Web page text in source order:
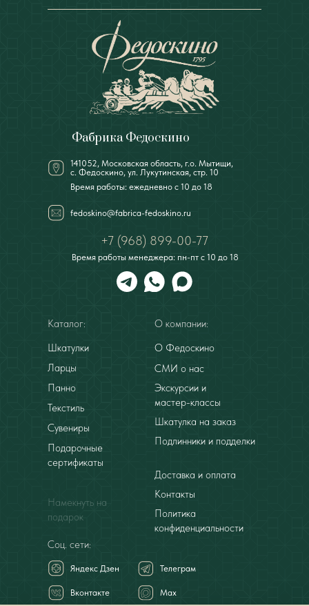
141052, Московская область, г.о. Мытищи,
с. Федоскино, ул. Лукутинская, стр. 10
Фабрика Федоскино
+7 (968) 899-00-77
Время работы: ежедневно с 10 до 18
Время работы менеджера: пн-пт с 10 до 18
Каталог:
Вконтакте Мах
Телеграм
Яндекс Дзен
Шкатулки
Ларцы
Панно
Текстиль
Сувениры
Подарочные
сертификаты
Намекнуть на
подарок
О компании:
О Федоскино
Контакты
Экскурсии и
мастер-классы
Подлинники и подделки
Доставка и оплата
Соц. сети:
fedoskino@fabrica-fedoskino.ru
Шкатулка на заказ
Политика
конфиденциальности
СМИ о нас